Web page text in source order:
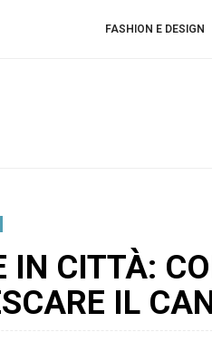
FASHION E DESIGN
IN CITTÀ:
IL